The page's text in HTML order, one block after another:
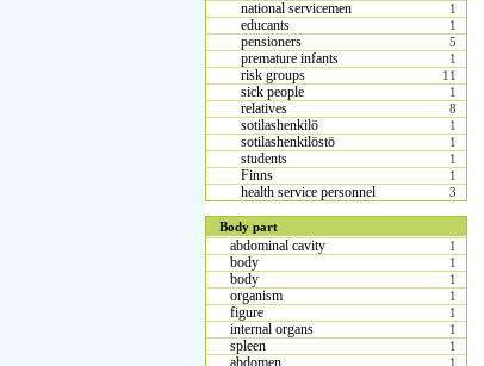
national servicemen 1
educants 1
pensioners 5
premature infants 1
risk groups 11
sick people 1
relatives 8
sotilashenkilö 1
sotilashenkilöstö 1
students 1
Finns 1
health service personnel 3
Body part
abdominal cavity 1
body 1
body 1
organism 1
figure 1
internal organs 1
spleen 1
1